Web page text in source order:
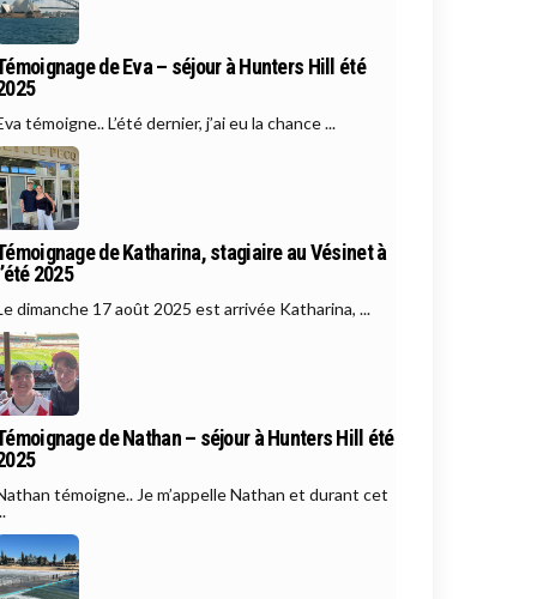
de Eva – séjour à Hunters Hill été
témoigne.. L’été dernier, j’ai eu la chance ...
de Katharina, stagiaire au Vésinet à
2025
dimanche 17 août 2025 est arrivée Katharina, ...
de Nathan – séjour à Hunters Hill été
témoigne.. Je m’appelle Nathan et durant cet